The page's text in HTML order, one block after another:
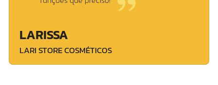
GEISE
ESQUINÃO DA OBRA